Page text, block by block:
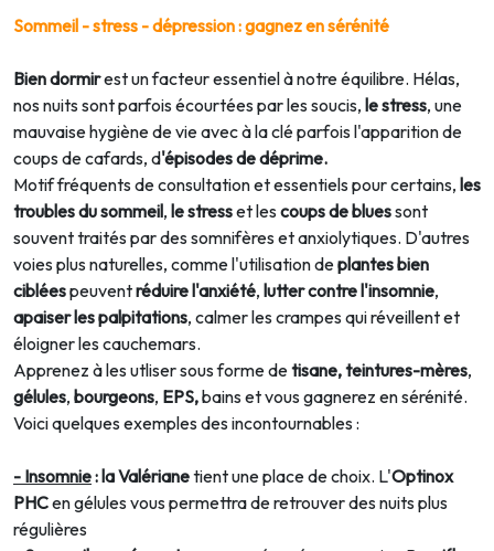
Sommeil - stress - dépression : gagnez en sérénité
Bien dormirest un facteur essentiel à notre équilibre. Hélas,
nos nuits sont parfois écourtées par les soucis, le stress, une
mauvaise hygiène de vie avec à la clé parfois l'apparition de
coups de cafards, d'épisodes de déprime.
Motif fréquents de consultation et essentiels pour certains, les
troubles du sommeil, le stresset les coups de bluessont
souvent traités par des somnifères et anxiolytiques. D'autres
voies plus naturelles, comme l'utilisation deplantes bien
cibléespeuventréduire l'anxiété, lutter contre l'insomnie,
apaiser les palpitations, calmer les crampes qui réveillent et
éloigner les cauchemars.
Apprenez à les utliser sous forme detisane,teintures-mères,
gélules, bourgeons, EPS,bains et vous gagnerez en sérénité.
Voici quelques exemples des incontournables :
- Insomnie: la Valérianetient une place de choix. L'Optinox
PHCen gélules vous permettra de retrouver des nuits plus
régulières